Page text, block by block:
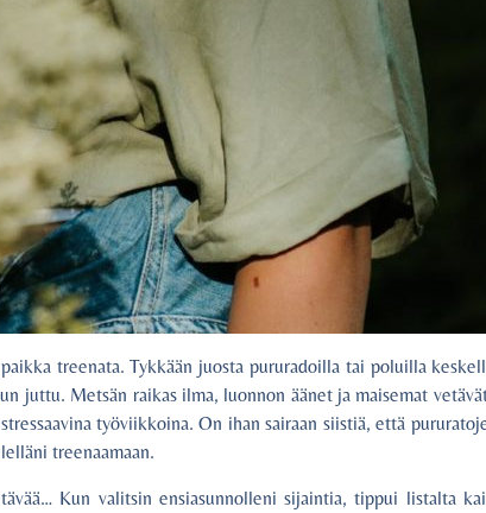
treenata. Tykkään juosta pururadoilla tai poluilla
juttu. Metsän raikas ilma, luonnon äänet ja maisemat
työviikkoina. On ihan sairaan siistiä, että
treenaamaan.
Kun valitsin ensiasunnolleni sijaintia, tippui listalta